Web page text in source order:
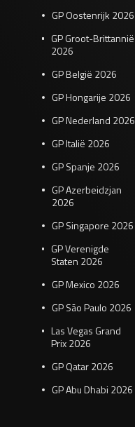
GP Oostenrijk 2026
GP Groot-Brittannië
2026
GP België 2026
GP Hongarije 2026
GP Nederland 2026
GP Italië 2026
GP Spanje 2026
GP Azerbeidzjan
2026
GP Singapore 2026
GP Verenigde
Staten 2026
GP Mexico 2026
GP São Paulo 2026
Las Vegas Grand
Prix 2026
GP Qatar 2026
GP Abu Dhabi 2026